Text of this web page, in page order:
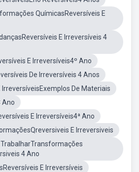
QuímicasReversíveis E
E Irreversíveis 4
E Irreversíveis4º Ano
De Irreversíveis 4 Anos
IrreversíveisExemplos De Materiais
Ano
E Irreversíveis4ª Ano
E Irreversiveis
4 Ano
E Irreversíveis